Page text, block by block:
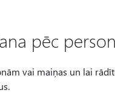
pēc
vai maiņas un lai